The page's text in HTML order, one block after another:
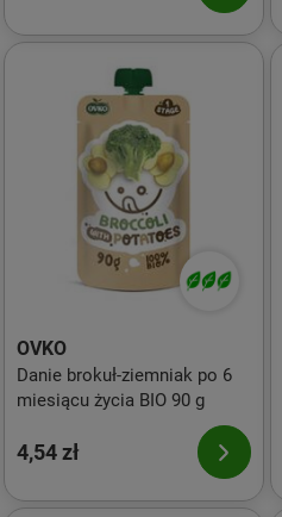
OVKO
Danie brokuł-ziemniak po 6
miesiącu życia BIO 90 g
4,54 zł